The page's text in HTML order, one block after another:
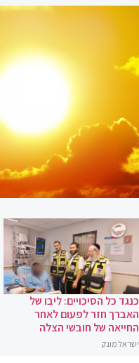
כנגד כל הסיכויים: ליבו של
האברך חזר לפעום לאחר
החייאה של חובשי הצלה
ישראל מונק